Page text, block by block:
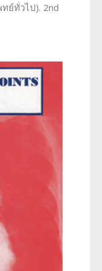
ย์ทั่วไป). 2nd